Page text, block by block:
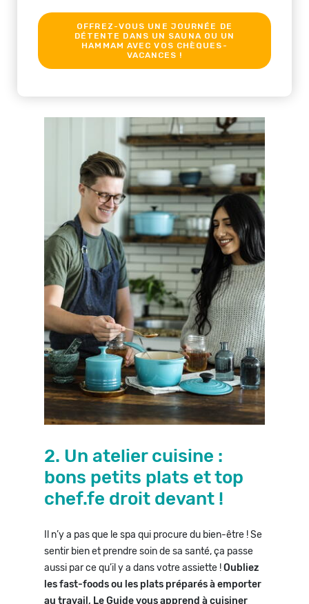
OFFREZ-VOUS UNE JOURNÉE DE
DÉTENTE DANS UN SAUNA OU UN
HAMMAM AVEC VOS CHÈQUES-
VACANCES !
2. Un atelier cuisine :
bons petits plats et top
chef.fe droit devant !
Il n’y a pas que le spa qui procure du bien-être ! Se
sentir bien et prendre soin de sa santé, ça passe
aussi par ce qu’il y a dans votre assiette !Oubliez
les fast-foods ou les plats préparés à emporter
au travail, Le Guide vous apprend à cuisiner